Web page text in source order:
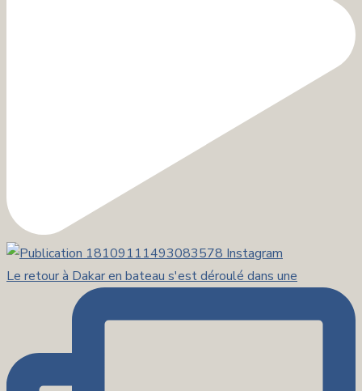
Le retour à Dakar en bateau s'est déroulé dans une